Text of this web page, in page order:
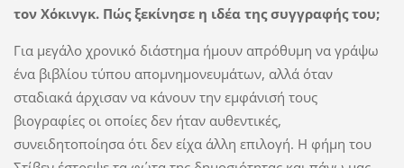
τον Χόκινγκ. Πώς ξεκίνησε η ιδέα της συγγραφής του;
Για μεγάλο χρονικό διάστημα ήμουν απρόθυμη να γράψω
ένα βιβλίου τύπου απομνημονευμάτων, αλλά όταν
σταδιακά άρχισαν να κάνουν την εμφάνισή τους
βιογραφίες οι οποίες δεν ήταν αυθεντικές,
συνειδητοποίησα ότι δεν είχα άλλη επιλογή. Η φήμη του